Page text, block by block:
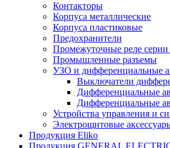
Контакторы
Корпуса металлические
Корпуса пластиковые
Предохранители
Промежуточные реле
Промышленные разъемы
УЗО и дифференциальные
Выключатели
Дифференциальные
Дифференциальные
Устройства управления и
Электрощитовые
Продукция Eliko
Продукция GENERAL